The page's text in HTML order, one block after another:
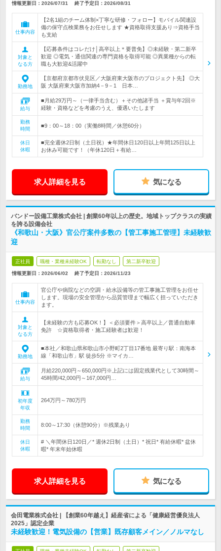
情報更新日：2026/07/31 終了予定日： 2026/08/31
仕事内容
【2名1組のチーム体制×丁寧な研修・フォロー】モバイル関連設
備の保守点検業務をお任せします ★資格取得支援あり⇒資格手当
も支給
対象と
なる方
【応募条件はコレだけ│高卒以上＊要普免】◎未経験・第二新卒
歓迎 ◎電気・通信関連の専門資格を取得可能 ◎異業種からの転
職も大歓迎&活躍中
勤務地
【京都府京都市伏見区／大阪府東大阪市のプロジェクト先】 ◎大
阪 大阪府東大阪市加納4－9－1 日本…
給与
■月給29万円～（一律手当含む）＋その他諸手当 ＋賞与年2回※
経験・資格などを考慮のうえ、優遇いたします
勤務
時間
■9：00～18：00（実働8時間／休憩60分）
休日
休暇
■完全週休2日制（土日祝）★年間休日120日以上年間125日以上
お休み可能です！（年休120日＋有給…
求人詳細を見る 気になる
バンドー設備工業株式会社 | 創業60年以上の歴史。地域トップクラスの実績
を誇る設備会社
《和歌山・大阪》官公庁案件多数の【管工事施工管理】未経験歓
迎
正社員 職種・業種未経験OK 転勤なし 第二新卒歓迎
情報更新日：2026/06/02 終了予定日： 2026/11/23
仕事内容
官公庁や病院などの空調・給水設備等の管工事施工管理をお任せ
します。現場の安全管理から品質管理まで幅広く担っていただき
ます。
対象と
なる方
【未経験の方も応募OK！】＜必須要件＞高卒以上／普通自動車
免許 ☆資格取得者・施工経験者は歓迎！
勤務地
■本社／和歌山県和歌山市小野町2丁目17番地 最寄り駅：南海本
線「和歌山市」駅 徒歩5分 ※マイカ…
給与
月給220,000円～650,000円※上記には固定残業代として30時間～
45時間/42,000円～167,000円…
初年度
年収
264万円～780万円
勤務
時間
8:00～17:30（休憩90分）※残業あり
休日
休暇
# ＼年間休日120日／* 週休2日制（土日）* 祝日* 有給休暇* 盆休
暇* 年末年始休暇
求人詳細を見る 気になる
会田電業株式会社 | 【創業60年越え】経産省による「健康経営優良法人
2025」認定企業
未経験歓迎！電気設備の【営業】既存顧客メイン／ノルマなし